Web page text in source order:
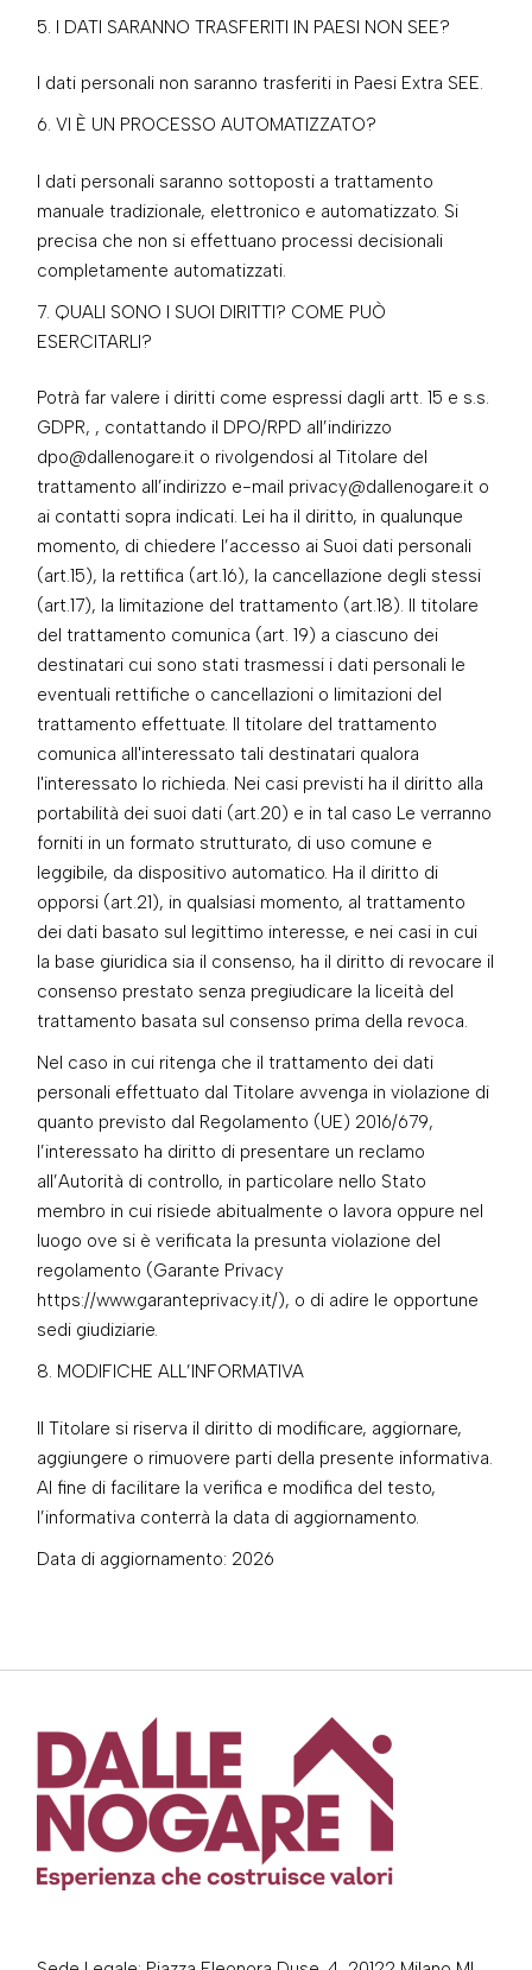
I DATI SARANNO TRASFERITI IN PAESI NON SEE?
I dati personali non saranno trasferiti in Paesi Extra SEE.
VI È UN PROCESSO AUTOMATIZZATO?
I dati personali saranno sottoposti a trattamento
manuale tradizionale, elettronico e automatizzato. Si
precisa che non si effettuano processi decisionali
completamente automatizzati.
QUALI SONO I SUOI DIRITTI? COME PUÒ
ESERCITARLI?
Potrà far valere i diritti come espressi dagli artt. 15 e s.s.
GDPR, , contattando il DPO/RPD all’indirizzo
dpo@dallenogare.it o rivolgendosi al Titolare del
trattamento all’indirizzo e-mail privacy@dallenogare.it o
ai contatti sopra indicati. Lei ha il diritto, in qualunque
momento, di chiedere l’accesso ai Suoi dati personali
(art.15), la rettifica (art.16), la cancellazione degli stessi
(art.17), la limitazione del trattamento (art.18). Il titolare
del trattamento comunica (art. 19) a ciascuno dei
destinatari cui sono stati trasmessi i dati personali le
eventuali rettifiche o cancellazioni o limitazioni del
trattamento effettuate. Il titolare del trattamento
comunica all'interessato tali destinatari qualora
l'interessato lo richieda. Nei casi previsti ha il diritto alla
portabilità dei suoi dati (art.20) e in tal caso Le verranno
forniti in un formato strutturato, di uso comune e
leggibile, da dispositivo automatico. Ha il diritto di
opporsi (art.21), in qualsiasi momento, al trattamento
dei dati basato sul legittimo interesse, e nei casi in cui
la base giuridica sia il consenso, ha il diritto di revocare il
consenso prestato senza pregiudicare la liceità del
trattamento basata sul consenso prima della revoca.
Nel caso in cui ritenga che il trattamento dei dati
personali effettuato dal Titolare avvenga in violazione di
quanto previsto dal Regolamento (UE) 2016/679,
l’interessato ha diritto di presentare un reclamo
all’Autorità di controllo, in particolare nello Stato
membro in cui risiede abitualmente o lavora oppure nel
luogo ove si è verificata la presunta violazione del
regolamento (Garante Privacy
https://www.garanteprivacy.it/), o di adire le opportune
sedi giudiziarie.
MODIFICHE ALL’INFORMATIVA
Il Titolare si riserva il diritto di modificare, aggiornare,
aggiungere o rimuovere parti della presente informativa.
Al fine di facilitare la verifica e modifica del testo,
l’informativa conterrà la data di aggiornamento.
Data di aggiornamento: 2026